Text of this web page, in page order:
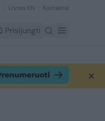
Lrytas EN Kontaktai
Prisijungti